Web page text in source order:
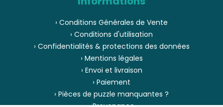
› Conditions Générales de Vente
› Conditions d'utilisation
› Confidentialités & protections des données
› Mentions légales
› Envoi et livraison
› Paiement
› Pièces de puzzle manquantes ?